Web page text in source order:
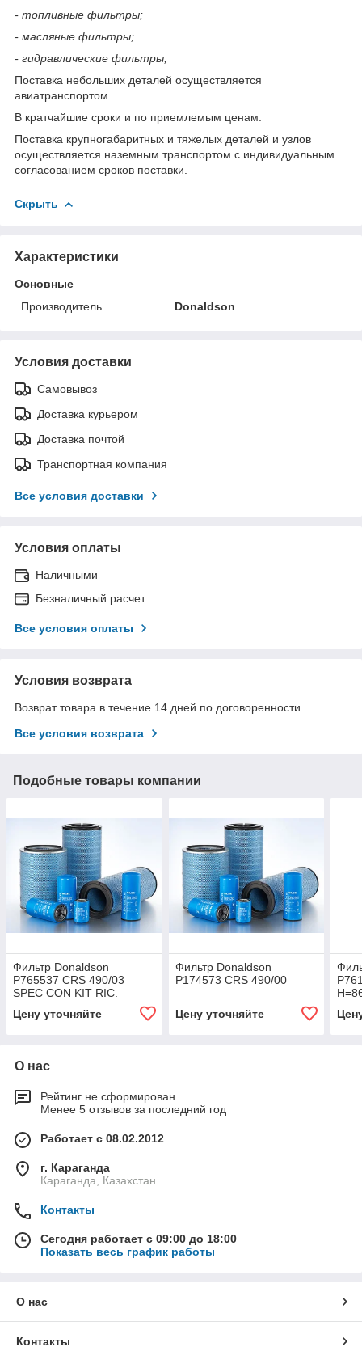
- топливные фильтры;
- масляные фильтры;
- гидравлические фильтры;
Поставка небольших деталей осуществляется
авиатранспортом.
В кратчайшие сроки и по приемлемым ценам.
Поставка крупногабаритных и тяжелых деталей и узлов
осуществляется наземным транспортом с индивидуальным
согласованием сроков поставки.
Скрыть
Характеристики
Основные
Производитель
Donaldson
Условия доставки
Самовывоз
Доставка курьером
Доставка почтой
Транспортная компания
Все условия доставки
Условия оплаты
Наличными
Безналичный расчет
Все условия оплаты
Условия возврата
Возврат товара в течение 14 дней по договоренности
Все условия возврата
Подобные товары компании
Фильтр Donaldson
P765537 CRS 490/03
SPEC CON KIT RIC.
Цену уточняйте
Фильтр Donaldson
P174573 CRS 490/00
Цену уточняйте
О нас
Рейтинг не сформирован
Менее 5 отзывов за последний год
Работает с 08.02.2012
г. Караганда
Караганда, Казахстан
Контакты
Сегодня работает с 09:00 до 18:00
Показать весь график работы
О нас
Контакты